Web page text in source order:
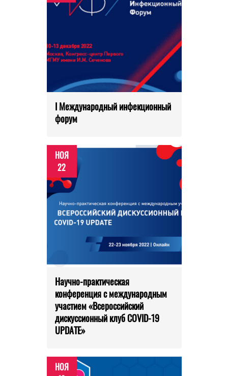
I Международный инфекционный
форум
НОЯ
22
Научно-практическая
конференция с международным
участием «Всероссийский
дискуссионный клуб COVID-19
UPDATE»
НОЯ